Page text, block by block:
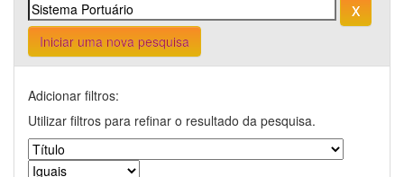
Iniciar uma nova pesquisa
Adicionar filtros:
Utilizar filtros para refinar o resultado da pesquisa.